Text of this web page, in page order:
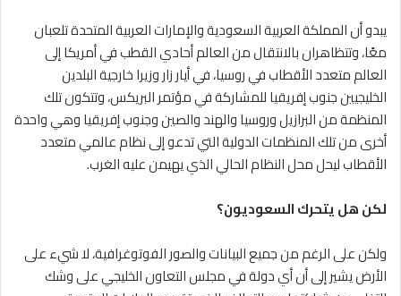
يبدو أن المملكة العربية السعودية والإمارات العربية المتحدة تلعبان
معًا، وتتظاهران بالانتقال من العالم أحادي القطب في أمريكا إلى
العالم متعدد الأقطاب في روسيا، في أيار زار وزيرا خارجية البلدين
الخليجيين جنوب إفريقيا للمشاركة في مؤتمر البريكس، وتتكون تلك
المنظمة من البرازيل وروسيا والهند والصين وجنوب إفريقيا وهي واحدة
أخرى من تلك المنظمات الدولية التي تدعو إلى نظام عالمي متعدد
الأقطاب ليحل محل النظام الحالي الذي يهيمن عليه الغرب.
لكن هل يتحرك السعوديون؟
ولكن على الرغم من جميع البيانات والصور الفوتوغرافية، لا شيء على
الأرض يشير إلى أن أي دولة في مجلس التعاون الخليجي على وشك